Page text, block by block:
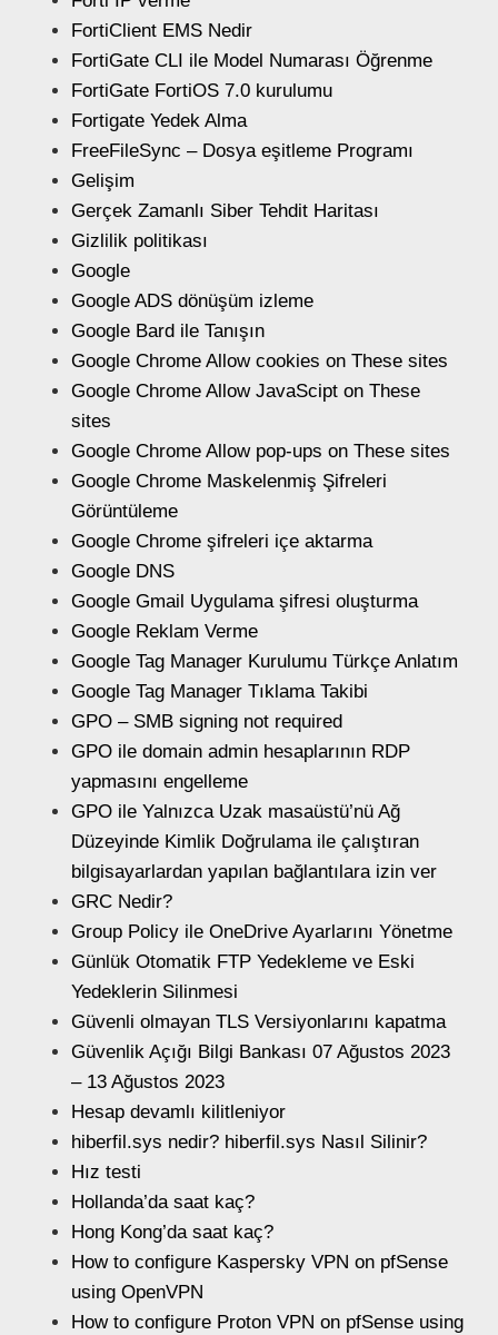
FortiClient EMS Nedir
FortiGate CLI ile Model Numarası Öğrenme
FortiGate FortiOS 7.0 kurulumu
Fortigate Yedek Alma
FreeFileSync – Dosya eşitleme Programı
Gelişim
Gerçek Zamanlı Siber Tehdit Haritası
Gizlilik politikası
Google
Google ADS dönüşüm izleme
Google Bard ile Tanışın
Google Chrome Allow cookies on These sites
Google Chrome Allow JavaScipt on These
sites
Google Chrome Allow pop-ups on These sites
Google Chrome Maskelenmiş Şifreleri
Görüntüleme
Google Chrome şifreleri içe aktarma
Google DNS
Google Gmail Uygulama şifresi oluşturma
Google Reklam Verme
Google Tag Manager Kurulumu Türkçe Anlatım
Google Tag Manager Tıklama Takibi
GPO – SMB signing not required
GPO ile domain admin hesaplarının RDP
yapmasını engelleme
GPO ile Yalnızca Uzak masaüstü’nü Ağ
Düzeyinde Kimlik Doğrulama ile çalıştıran
bilgisayarlardan yapılan bağlantılara izin ver
GRC Nedir?
Group Policy ile OneDrive Ayarlarını Yönetme
Günlük Otomatik FTP Yedekleme ve Eski
Yedeklerin Silinmesi
Güvenli olmayan TLS Versiyonlarını kapatma
Güvenlik Açığı Bilgi Bankası 07 Ağustos 2023
– 13 Ağustos 2023
Hesap devamlı kilitleniyor
hiberfil.sys nedir? hiberfil.sys Nasıl Silinir?
Hız testi
Hollanda’da saat kaç?
Hong Kong’da saat kaç?
How to configure Kaspersky VPN on pfSense
using OpenVPN
How to configure Proton VPN on pfSense using